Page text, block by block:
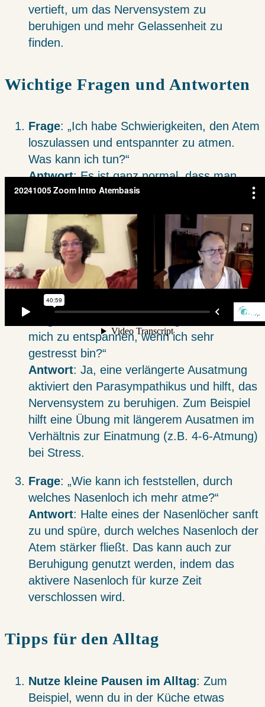
vertieft, um das Nervensystem zu
beruhigen und mehr Gelassenheit zu
finden.
Wichtige Fragen und Antworten
Frage: „Ich habe Schwierigkeiten, den Atem
loszulassen und entspannter zu atmen.
Was kann ich tun?“
Antwort: Es ist ganz normal, dass man
sich anfangs schwer tut, den Atem einfach
den Atem zunächst zu beobachten, ohne
ihn bewusst zu verändern. Regelmäßiges
Üben und sanfte Atemtechniken wie die 4-
4-Atmung helfen, den Atemfluss natürlicher
werden zu lassen.
: „Kann ich Atemübungen nutzen, um
mich zu entspannen, wenn ich sehr
gestresst bin?“
Antwort: Ja, eine verlängerte Ausatmung
aktiviert den Parasympathikus und hilft, das
Nervensystem zu beruhigen. Zum Beispiel
hilft eine Übung mit längerem Ausatmen im
Verhältnis zur Einatmung (z.B. 4-6-Atmung)
bei Stress.
Frage: „Wie kann ich feststellen, durch
welches Nasenloch ich mehr atme?“
Antwort: Halte eines der Nasenlöcher sanft
zu und spüre, durch welches Nasenloch der
Atem stärker fließt. Das kann auch zur
Beruhigung genutzt werden, indem das
aktivere Nasenloch für kurze Zeit
verschlossen wird.
Tipps für den Alltag
Nutze kleine Pausen im Alltag: Zum
Beispiel, wenn du in der Küche etwas